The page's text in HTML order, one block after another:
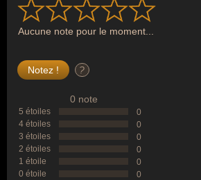
Aucune note pour le moment...
?
0 note
5 étoiles
0
4 étoiles
0
3 étoiles
0
2 étoiles
0
1 étoile
0
0 étoile
0